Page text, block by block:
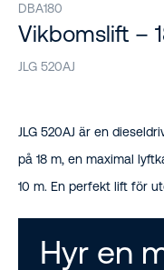
DBA180
Vikbomslift –
JLG 520AJ
JLG 520AJ är en
på 18 m, en maximal
10 m. En perfekt lift för
Hyr en